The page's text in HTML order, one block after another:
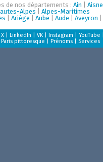
de nos départements : Ain
Aisne
Alpes
Alpes-Maritimes
Ariège Aube Aude Aveyron
X LinkedIn VK Instagram YouTube
Paris pittoresque Prénoms Services